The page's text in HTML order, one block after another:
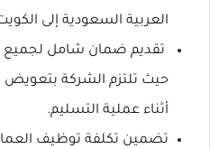
العربية السعودية إلى
تقديم ضمان شامل لجميع
حيث تلتزم الشركة بتعويض
أثناء عملية التسليم.
تضمين تكلفة توظيف